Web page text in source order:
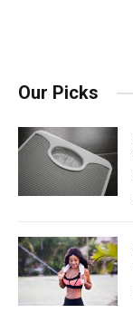
Our Picks